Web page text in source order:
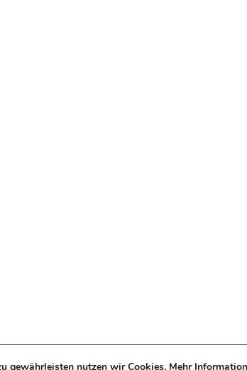
gewährleisten nutzen wir Cookies. Mehr